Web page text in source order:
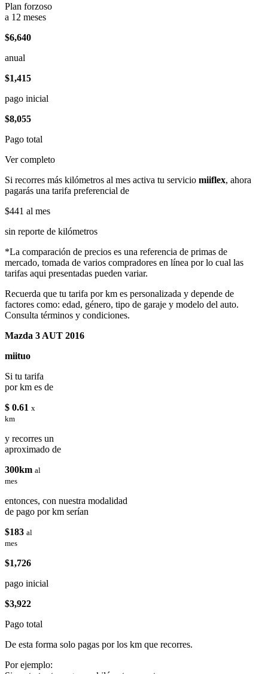
Plan forzoso
a 12 meses
$6,640
anual
$1,415
pago inicial
$8,055
Pago total
Ver completo
Si recorres más kilómetros al mes activa tu servicio miiflex, ahora
pagarás una tarifa preferencial de
$441 al mes
sin reporte de kilómetros
*La comparación de precios es una referencia de primas de
mercado, tomada de varios compradores en línea por lo cual las
tarifas aqui presentadas pueden variar.
Recuerda que tu tarifa por km es personalizada y depende de
factores como: edad, género, tipo de garaje y modelo del auto.
Consulta términos y condiciones.
Mazda 3 AUT 2016
miituo
Si tu tarifa
por km es de
$ 0.61 x
km
y recorres un
aproximado de
300km al
mes
entonces, con nuestra modalidad
de pago por km serían
$183 al
mes
$1,726
pago inicial
$3,922
Pago total
De esta forma solo pagas por los km que recorres.
Por ejemplo: